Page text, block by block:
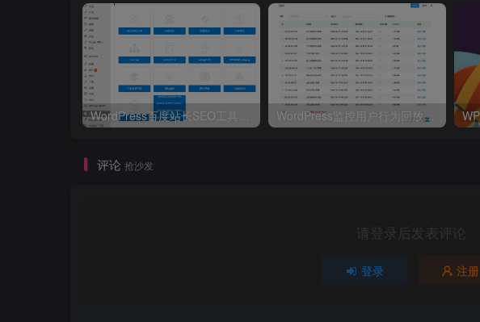
WordPress监控用户行为回放插件
评论 抢沙发
请登录后发表评论
登录 注册